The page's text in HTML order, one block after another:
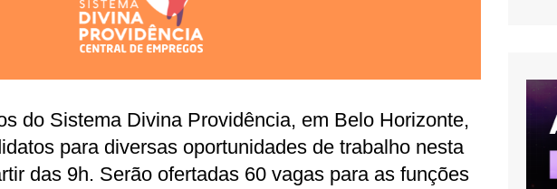
do Sistema Divina Providência, em Belo Horizonte,
para diversas oportunidades de trabalho nesta
das 9h. Serão ofertadas 60 vagas para as funções